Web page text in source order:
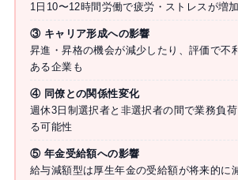
1日10〜12時間労働で疲労・ストレスが増
③ キャリア形成への影響
昇進・昇格の機会が減少したり、評価で不
ある企業も
④ 同僚との関係性変化
週休3日制選択者と非選択者の間で業務負
る可能性
⑤ 年金受給額への影響
給与減額型は厚生年金の受給額が将来的に